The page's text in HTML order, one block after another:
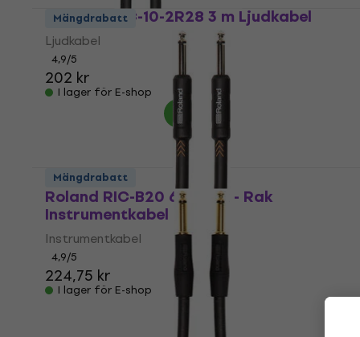
Roland RCC-10-2R28 3 m Ljudkabel
Ljudkabel
4,9/5
202 kr
I lager för E-shop
Mängdrabatt
Roland RIC-B20 6 m Rak - Rak
Instrumentkabel
Instrumentkabel
4,9/5
224,75 kr
I lager för E-shop
Mängdrabatt